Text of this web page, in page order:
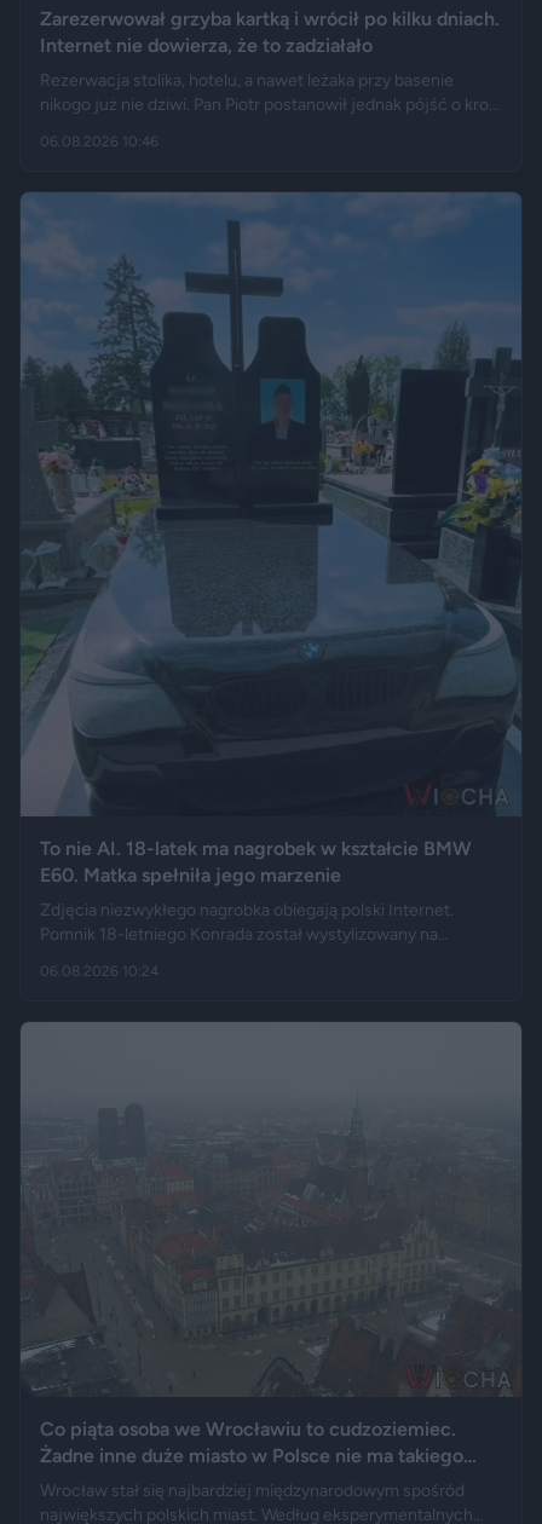
Zarezerwował grzyba kartką i wrócił po kilku dniach.
Internet nie dowierza, że to zadziałało
Rezerwacja stolika, hotelu, a nawet leżaka przy basenie
nikogo już nie dziwi. Pan Piotr postanowił jednak pójść o krok
„Fakt”, po kilku dniach wrócił w to samo miejsce i odkrył, że
06.08.2026 10:46
To nie AI. 18-latek ma nagrobek w kształcie BMW
E60. Matka spełniła jego marzenie
Zdjęcia niezwykłego nagrobka obiegają polski Internet.
Pomnik 18-letniego Konrada został wystylizowany na
logo marki, a nawet elementy przypominające układ
06.08.2026 10:24
Co piąta osoba we Wrocławiu to cudzoziemiec.
Żadne inne duże miasto w Polsce nie ma takiego
wyniku
Wrocław stał się najbardziej międzynarodowym spośród
największych polskich miast. Według eksperymentalnych